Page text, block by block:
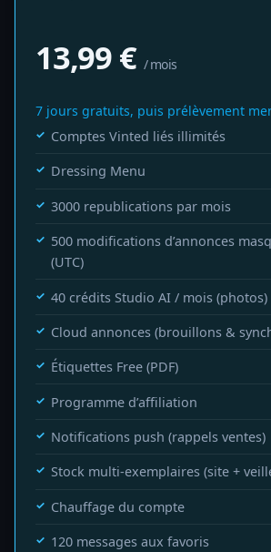
13,99€/ mois
7 jours gratuits, puis prélèvement
Comptes Vinted liés illimités
Dressing Menu
3000 republications par mois
500 modifications d’annonces
(UTC)
40 crédits Studio AI / mois (photos)
Cloud annonces (brouillons &
Étiquettes Free (PDF)
Programme d’affiliation
Notifications push (rappels ventes)
Stock multi-exemplaires (site +
Chauffage du compte
120 messages aux favoris